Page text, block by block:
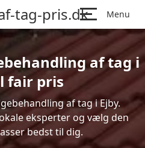
tag-pris.dk Menu
af tag i
fair pris
af tag i Ejby.
eksperter og vælg den
bedst til dig.